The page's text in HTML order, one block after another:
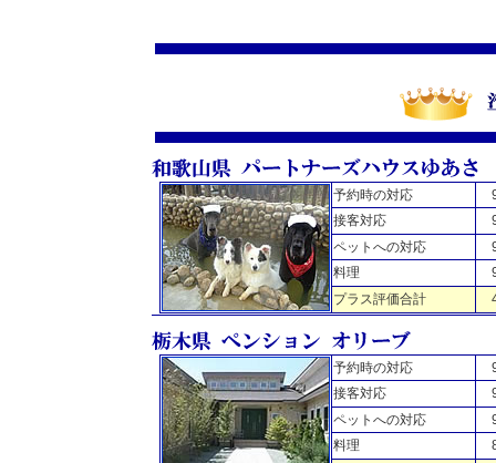
予約時の対応
接客対応
ペットへの対応
料理
プラス評価合計
予約時の対応
接客対応
ペットへの対応
料理